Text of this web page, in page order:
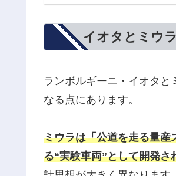
イオタとミウ
ランボルギーニ・イオタ
なる点にあります。
ミウラは「公道を走る量産
る“実験車両”として開発